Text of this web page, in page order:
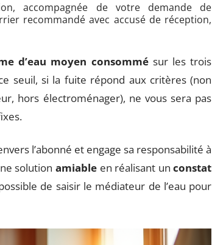
accompagnée de votre demande de
recommandé avec accusé de réception,
d’eau moyen consommésur les trois
seuil, si la fuite répond aux critères (non
hors électroménager), ne vous sera pas
l’abonné et engage sa responsabilité à
solutionamiable en réalisant unconstat
de saisir le médiateur de l’eau pour